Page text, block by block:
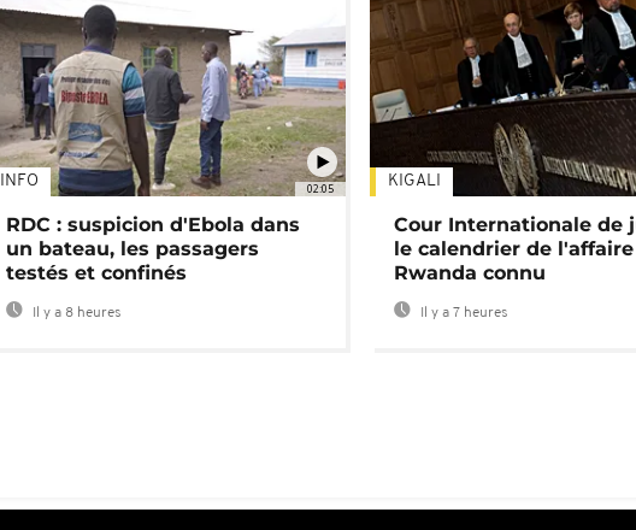
02:05
INFO
RDC : suspicion d'Ebola dans
un bateau, les passagers
testés et confinés
Il y a 8 heures
KIGALI
Cour Internationale de
le calendrier de l'affaire
Rwanda connu
Il y a 7 heures